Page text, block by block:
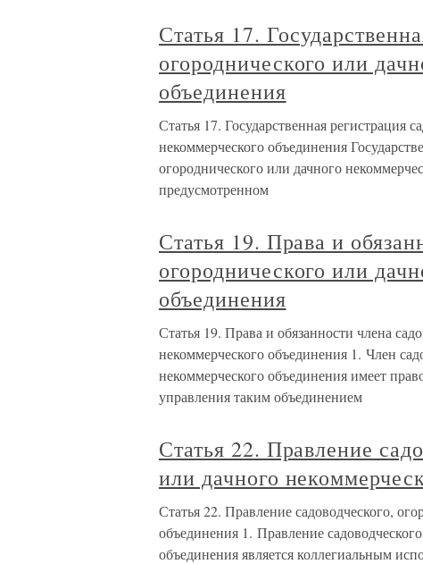
Статья 17.
огороднического или
объединения
Статья 17. Государственная регистрация
некоммерческого объединения
огороднического или дачного
предусмотренном
Статья 19. Права и
огороднического или
объединения
Статья 19. Права и обязанности члена
некоммерческого объединения 1. Член
некоммерческого объединения имеет
управления таким объединением
Статья 22. Правление
или дачного
Статья 22. Правление садоводческого,
объединения 1. Правление
объединения является коллегиальным